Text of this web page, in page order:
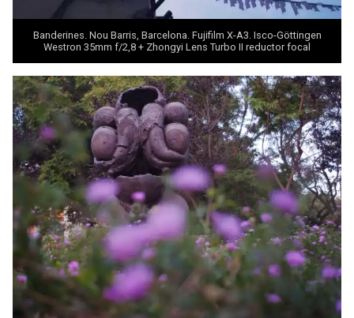
Banderines. Nou Barris, Barcelona. Fujifilm X-A3. Isco-Göttingen
Westron 35mm f/2,8 + Zhongyi Lens Turbo II reductor focal